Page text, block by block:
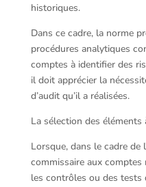
historiques.
Dans ce cadre, la norme
procédures analytiques
comptes à identifier des
il doit apprécier la
d’audit qu’il a réalisées.
La sélection des
Lorsque, dans le cadre de
commissaire aux
les contrôles ou des tests